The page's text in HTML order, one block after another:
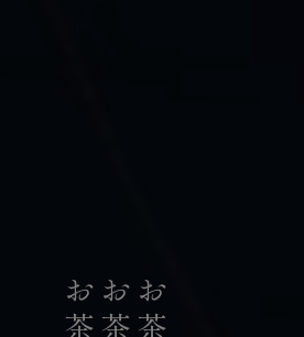
お茶のリーディングカンパニーとして